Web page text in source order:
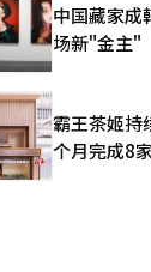
中国藏家成
场新"金主"
霸王茶姬持
个月完成8